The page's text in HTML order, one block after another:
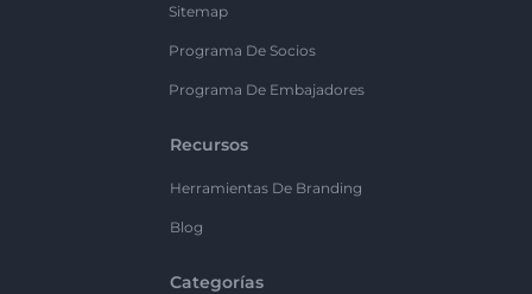
Sitemap
Programa De Socios
Programa De Embajadores
Recursos
Herramientas De Branding
Blog
Categorías